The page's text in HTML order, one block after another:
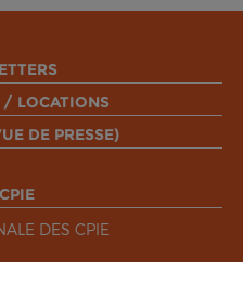
/ LOCATIONS
DE PRESSE)
DES CPIE